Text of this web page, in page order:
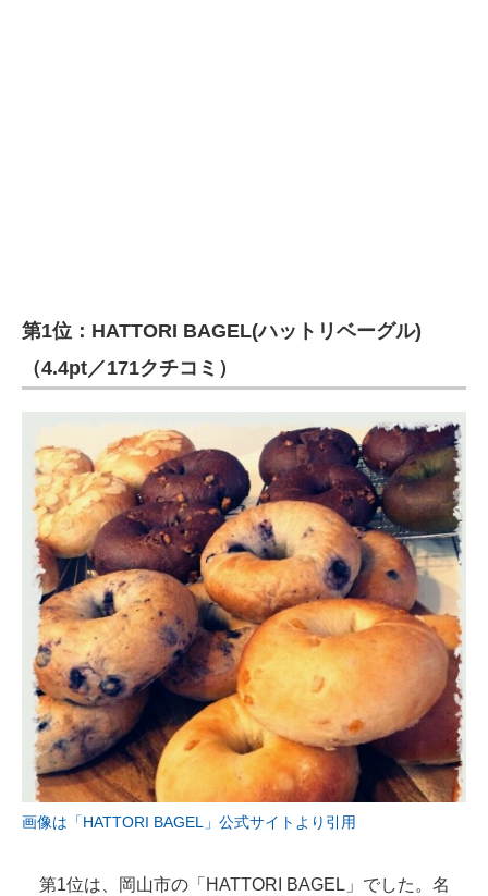
第1位：HATTORI BAGEL(ハットリベーグル)
（4.4pt／171クチコミ）
画像は「HATTORI BAGEL」公式サイトより引用
第1位は、岡山市の「HATTORI BAGEL」でした。名